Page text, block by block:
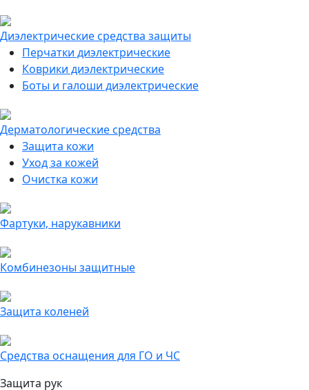
Диэлектрические средства защиты
Перчатки диэлектрические
Коврики диэлектрические
Боты и галоши диэлектрические
Дерматологические средства
Защита кожи
Уход за кожей
Очистка кожи
Фартуки, нарукавники
Комбинезоны защитные
Защита коленей
Средства оснащения для ГО и ЧС
Защита рук